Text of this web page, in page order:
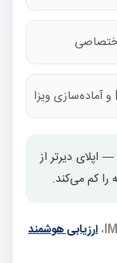
اپلای دیرتر از
، ارزیابی هوشمند